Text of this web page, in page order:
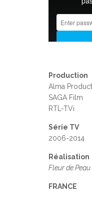
Production
Alma
SAGA Film
RTL-TVi
Série TV
2006-2014
Réalisation
Fleur de Peau
FRANCE